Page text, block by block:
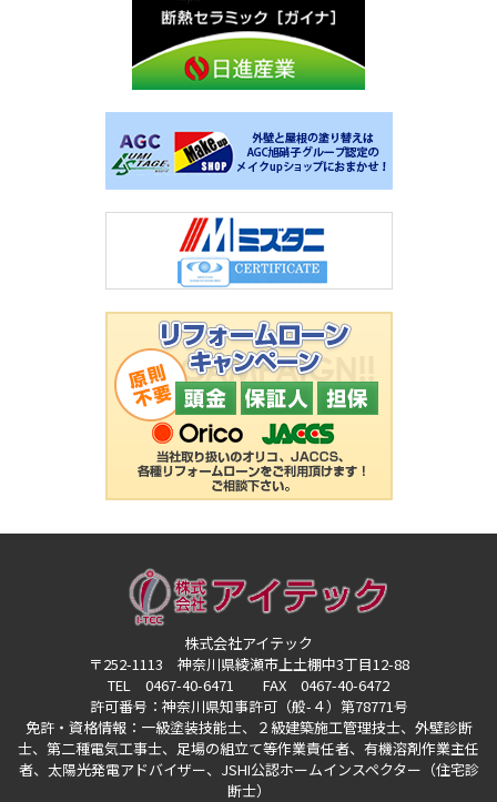
株式会社アイテック
〒252-1113 神奈川県綾瀬市上土棚中3丁目12-88
TEL 0467-40-6471 FAX 0467-40-6472
許可番号：神奈川県知事許可（般-４）第78771号
免許・資格情報：一級塗装技能士、２級建築施工管理技士、外壁診断
士、第二種電気工事士、 足場の組立て等作業責任者、有機溶剤作業主任
者、太陽光発電アドバイザー、 JSHI公認ホームインスペクター（住宅診
断士）